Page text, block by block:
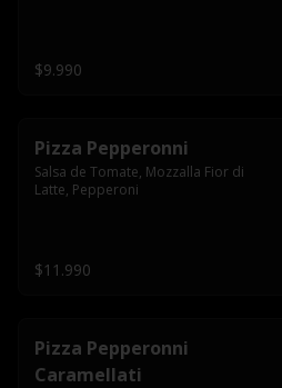
$9.990
Pizza Pepperonni
Salsa de Tomate, Mozzalla Fior di
Latte, Pepperoni
$11.990
Pizza Pepperonni
Caramellati